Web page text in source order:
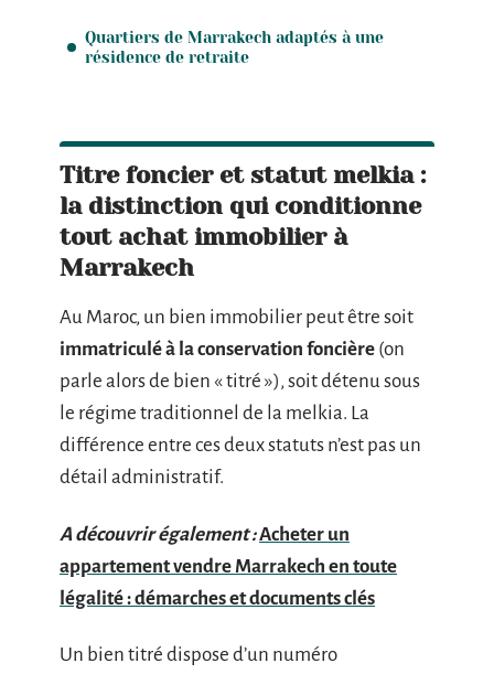
Quartiers de Marrakech adaptés à une
résidence de retraite
Titre foncier et statut melkia :
la distinction qui conditionne
tout achat immobilier à
Marrakech
Au Maroc, un bien immobilier peut être soit
immatriculé à la conservation foncière (on
parle alors de bien « titré »), soit détenu sous
le régime traditionnel de la melkia. La
différence entre ces deux statuts n’est pas un
détail administratif.
A découvrir également :Acheter un
appartement vendre Marrakech en toute
légalité : démarches et documents clés
Un bien titré dispose d’un numéro